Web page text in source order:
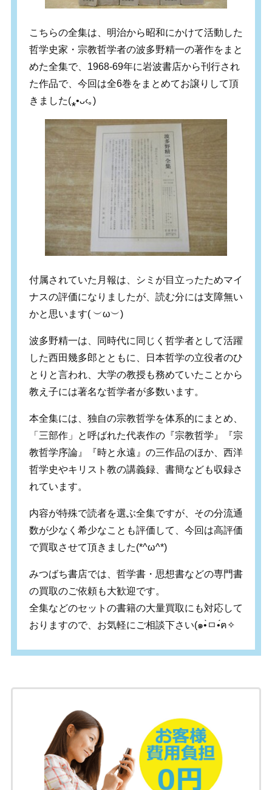
こちらの全集は、明治から昭和にかけて活動した
哲学史家・宗教哲学者の波多野精一の著作をまと
めた全集で、1968-69年に岩波書店から刊行され
た作品で、 今回は全6巻をまとめてお譲りして頂
きました(⁎•ᴗ‹｡)
付属されていた月報は、シミが目立ったためマイ
ナスの評価になりましたが、読む分には支障無い
かと思います( ︶ω︶)
波多野精一は、同時代に同じく哲学者として活躍
した西田幾多郎とともに、日本哲学の立役者のひ
とりと言われ、大学の教授も務めていたことから
教え子には著名な哲学者が多数います。
本全集には、独自の宗教哲学を体系的にまとめ、
「三部作」と呼ばれた代表作の『宗教哲学』『宗
教哲学序論』『時と永遠』の三作品のほか、西洋
哲学史やキリスト教の講義録、書簡なども収録さ
れています。
内容が特殊で読者を選ぶ全集ですが、その分流通
数が少なく希少なことも評価して、今回は高評価
で買取させて頂きました(*^ω^*)
みつばち書店では、哲学書・思想書などの専門書
の買取のご依頼も大歓迎です。
全集などのセットの書籍の大量買取にも対応して
おりますので、お気軽にご相談下さい(๑•̀ ㅁ•́ฅ✧